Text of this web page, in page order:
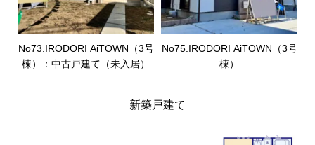
No73.IRODORI AiTOWN（3号
棟）：中古戸建て（未入居）
No75.IRODORI AiTOWN（3号
棟）
新築戸建て